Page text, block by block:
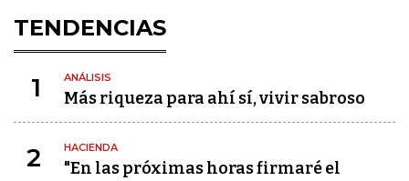
TENDENCIAS
1 ANÁLISIS
Más riqueza para ahí sí, vivir sabroso
2 HACIENDA
"En las próximas horas firmaré el